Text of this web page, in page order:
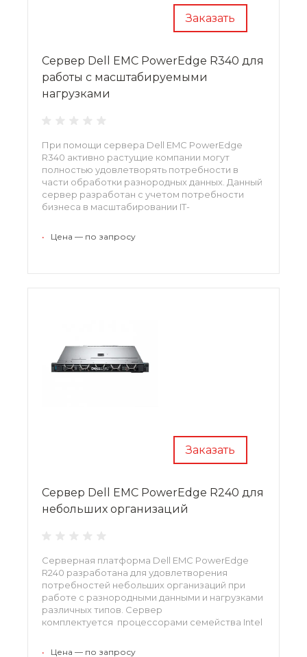
Заказать
Сервер Dell EMC PowerEdge R340 для
работы с масштабируемыми
нагрузками
При помощи сервера Dell EMC PowerEdge
R340 активно растущие компании могут
полностью удовлетворять потребности в
части обработки разнородных данных. Данный
сервер разработан с учетом потребности
бизнеса в масштабировании IT-
оперативной памятью DDR4, а также жесткими
• Цена — по запросу
Заказать
Сервер Dell EMC PowerEdge R240 для
небольших организаций
Серверная платформа Dell EMC PowerEdge
R240 разработана для удовлетворения
потребностей небольших организаций при
работе с разнородными данными и нагрузками
различных типов. Сервер
комплектуется процессорами семейства Intel
• Цена — по запросу